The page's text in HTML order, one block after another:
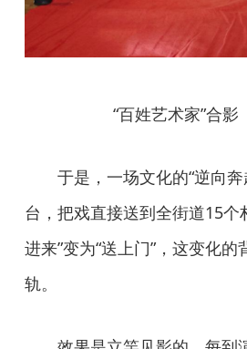
“百姓艺术家”合
于是，一场文化的“逆向
台，把戏直接送到全街道15个
进来”变为“送上门”，这变化
轨。